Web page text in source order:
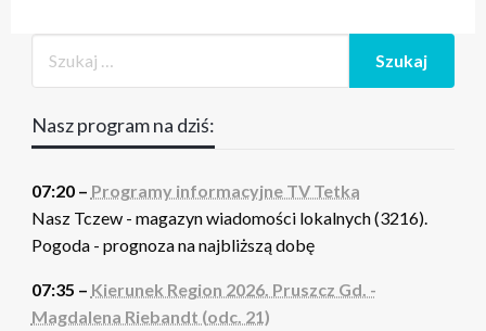
Nasz program na dziś:
07:20 – Programy informacyjne TV Tetka
Nasz Tczew - magazyn wiadomości lokalnych (3216).
Pogoda - prognoza na najbliższą dobę
07:35 – Kierunek Region 2026. Pruszcz Gd. -
Magdalena Riebandt (odc. 21)